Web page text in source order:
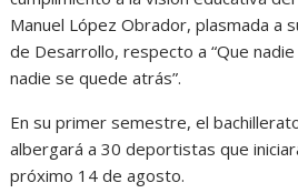
Manuel López Obrador, plasmada a
de Desarrollo, respecto a “Que
nadie se quede atrás”.
En su primer semestre, el
albergará a 30 deportistas que
próximo 14 de agosto.